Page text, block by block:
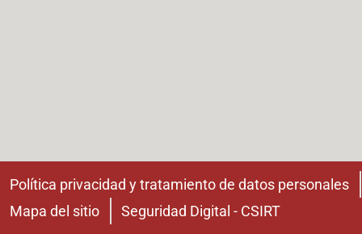
Política privacidad y tratamiento de datos personales
Mapa del sitio
Seguridad Digital - CSIRT